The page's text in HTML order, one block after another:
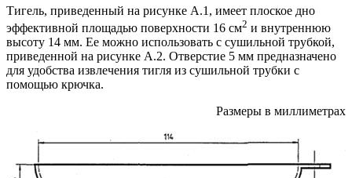
Тигель, приведенный на рисунке А.1, имеет плоское дно
эффективной площадью поверхности 16 см2 и внутреннюю
высоту 14 мм. Ее можно использовать с сушильной трубкой,
приведенной на рисунке А.2. Отверстие 5 мм предназначено
для удобства извлечения тигля из сушильной трубки с
помощью крючка.
Размеры в миллиметрах